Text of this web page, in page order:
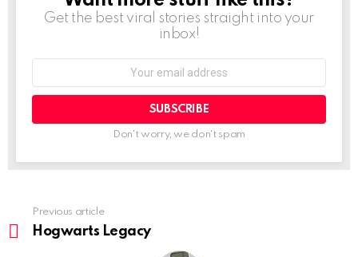
Get the best viral stories straight into your
inbox!
Don't worry, we don't spam
more
Previous article
Hogwarts Legacy